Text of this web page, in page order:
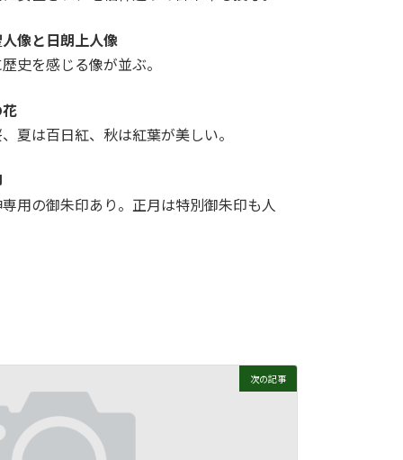
像と日朗上人像
史を感じる像が並ぶ。
夏は百日紅、秋は紅葉が美しい。
用の御朱印あり。正月は特別御朱印も人
次の記事